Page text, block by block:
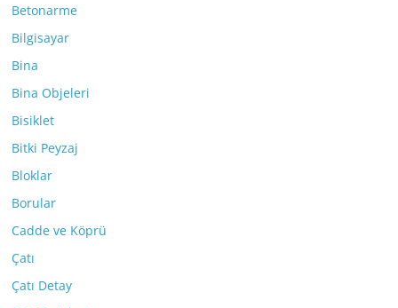
Betonarme
Bilgisayar
Bina
Bina Objeleri
Bisiklet
Bitki Peyzaj
Bloklar
Borular
Cadde ve Köprü
Çatı
Çatı Detay